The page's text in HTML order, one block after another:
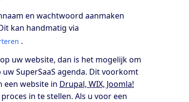
en wachtwoord aanmaken
kan handmatig via
.
uw website, dan is het mogelijk om
SuperSaaS agenda. Dit voorkomt
een website in Drupal, WIX, Joomla!
in te stellen. Als u voor een